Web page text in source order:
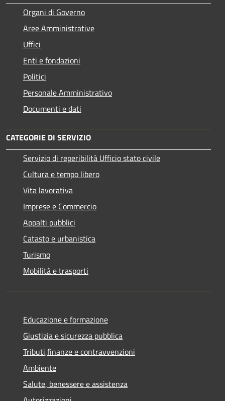
Organi di Governo
Aree Amministrative
Uffici
Enti e fondazioni
Politici
Personale Amministrativo
Documenti e dati
CATEGORIE DI SERVIZIO
Servizio di reperibilità Ufficio stato civile
Cultura e tempo libero
Vita lavorativa
Imprese e Commercio
Appalti pubblici
Catasto e urbanistica
Turismo
Mobilità e trasporti
Educazione e formazione
Giustizia e sicurezza pubblica
Tributi,finanze e contravvenzioni
Ambiente
Salute, benessere e assistenza